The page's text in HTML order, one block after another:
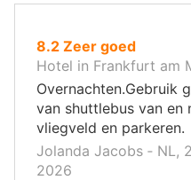
8.2 uit
10
,
Zeer goed
Hotel in Frankfurt am
Overnachten.Gebruik
van shuttlebus van en
vliegveld en parkeren.
Jolanda Jacobs ‐ NL,
2026